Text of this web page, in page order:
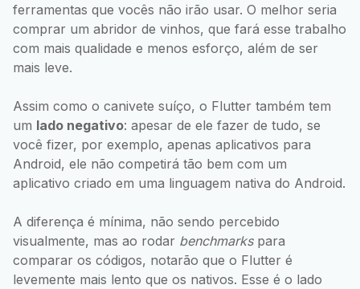
ferramentas que vocês não irão usar. O melhor seria
comprar um abridor de vinhos, que fará esse trabalho
com mais qualidade e menos esforço, além de ser
mais leve.
Assim como o canivete suíço, o Flutter também tem
um lado negativo: apesar de ele fazer de tudo, se
você fizer, por exemplo, apenas aplicativos para
Android, ele não competirá tão bem com um
aplicativo criado em uma linguagem nativa do Android.
A diferença é mínima, não sendo percebido
visualmente, mas ao rodar benchmarkspara
comparar os códigos, notarão que o Flutter é
levemente mais lento que os nativos. Esse é o lado